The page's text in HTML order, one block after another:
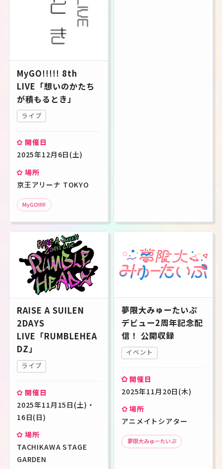
MyGO!!!!! 8th
LIVE「想いのかたち
が積もるとき」
ライブ
開催日
2025年12月6日(土)
場所
京王アリーナ TOKYO
MyGO!!!!!
RAISE A SUILEN
2DAYS
LIVE「RUMBLEHEA
DZ」
ライブ
開催日
2025年11月15日(土)・
16日(日)
場所
TACHIKAWA STAGE
GARDEN
夢限大みゅーたいぷ
デビュー2周年記念配
信！ 公開収録
イベント
開催日
2025年11月20日(木)
場所
アニメイトシアター
夢限大みゅーたいぷ